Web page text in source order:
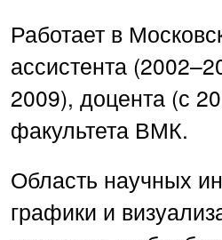
Работает в
ассистента
2009), доцента (с
факультета ВМК.
Область научных
графики и